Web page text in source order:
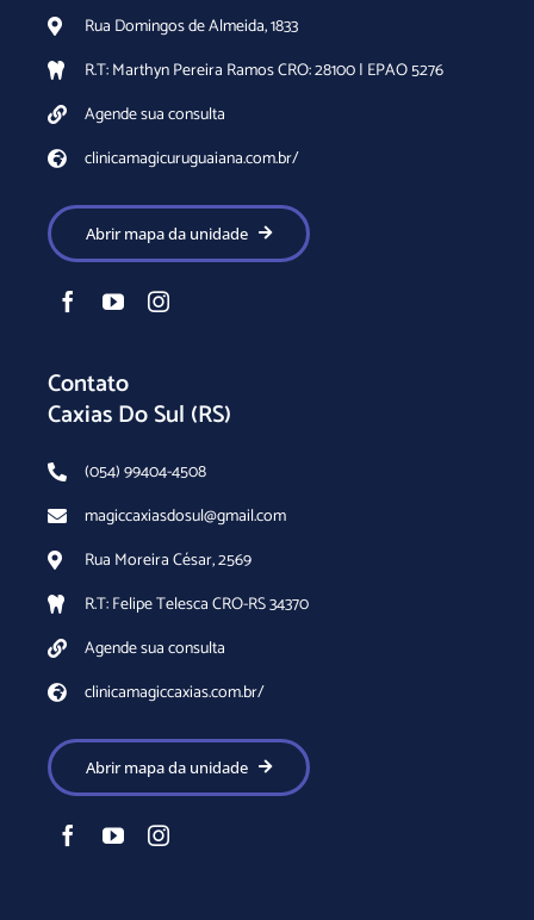
Rua Domingos de Almeida, 1833
R.T: Marthyn Pereira Ramos CRO: 28100 | EPAO 5276
Agende sua consulta
clinicamagicuruguaiana.com.br/
Abrir mapa da unidade
Contato
Caxias Do Sul (RS)
(054) 99404-4508
magiccaxiasdosul@gmail.com
Rua Moreira César, 2569
R.T: Felipe Telesca CRO-RS 34370
Agende sua consulta
clinicamagiccaxias.com.br/
Abrir mapa da unidade